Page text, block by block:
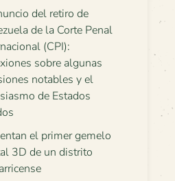
del retiro de
de la Corte Penal
(CPI):
sobre algunas
notables y el
de Estados
el primer gemelo
3D de un distrito